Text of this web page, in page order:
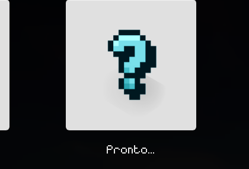
Pronto...